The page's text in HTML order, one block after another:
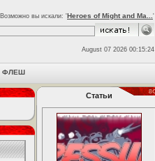
Возможно вы искали: 'Heroes of Might and Ma... '
August 07 2026 00:15:24
ФЛЕШ
Статьи